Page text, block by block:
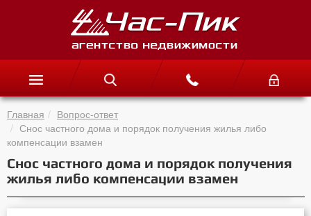
Главная
Вопрос-ответ
Снос частного дома и порядок получения жилья либо
компенсации взамен
Снос частного дома и порядок получения
жилья либо компенсации взамен